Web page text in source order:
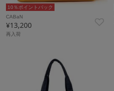
10％ポイントバック
CABaN
¥13,200
再入荷